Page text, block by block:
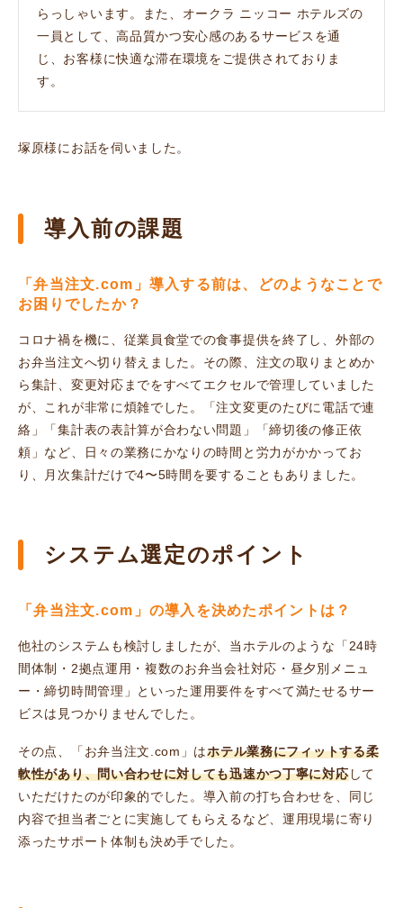
らっしゃいます。また、オークラ ニッコー ホテルズの
一員として、高品質かつ安心感のあるサービスを通
じ、お客様に快適な滞在環境をご提供されておりま
す。
塚原様にお話を伺いました。
導入前の課題
「弁当注文.com」導入する前は、どのようなことで
お困りでしたか？
コロナ禍を機に、従業員食堂での食事提供を終了し、外部の
お弁当注文へ切り替えました。その際、注文の取りまとめか
ら集計、変更対応までをすべてエクセルで管理していました
が、これが非常に煩雑でした。「注文変更のたびに電話で連
絡」「集計表の表計算が合わない問題」「締切後の修正依
頼」など、日々の業務にかなりの時間と労力がかかってお
り、月次集計だけで4〜5時間を要することもありました。
システム選定のポイント
「弁当注文.com」の導入を決めたポイントは？
他社のシステムも検討しましたが、当ホテルのような「24時
間体制・2拠点運用・複数のお弁当会社対応・昼夕別メニュ
ー・締切時間管理」といった運用要件をすべて満たせるサー
ビスは見つかりませんでした。
その点、「お弁当注文.com」はホテル業務にフィットする柔
軟性があり、問い合わせに対しても迅速かつ丁寧に対応して
いただけたのが印象的でした。導入前の打ち合わせを、同じ
内容で担当者ごとに実施してもらえるなど、運用現場に寄り
添ったサポート体制も決め手でした。